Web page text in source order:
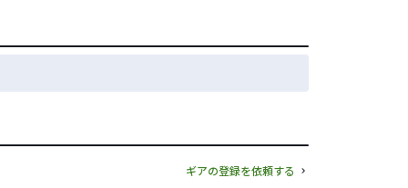
ギアの登録を依頼する